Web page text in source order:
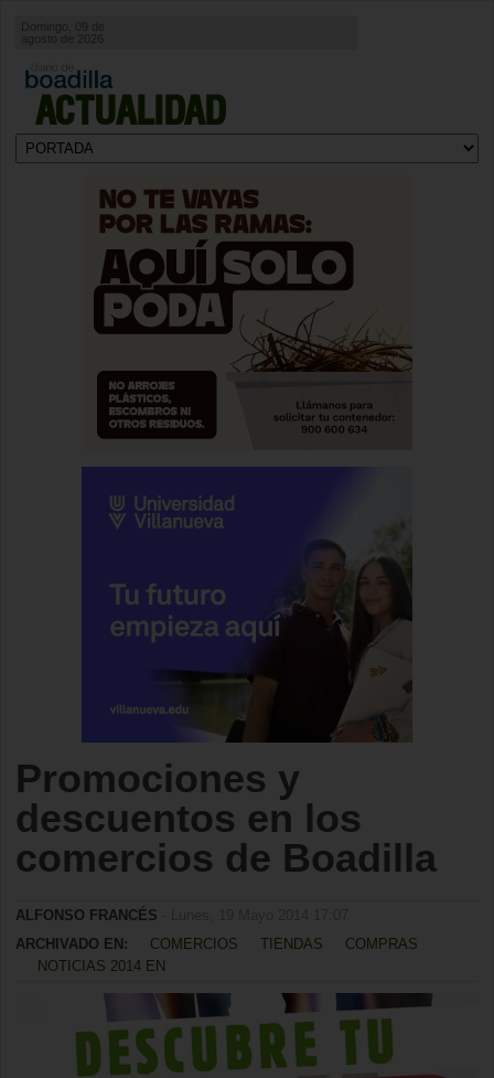
ACTUALIDAD
Domingo, 09 de
agosto de 2026
Promociones y
descuentos en los
comercios de Boadilla
ALFONSO FRANCÉS
ARCHIVADO EN:
COMERCIOS TIENDAS
COMPRAS
NOTICIAS 2014 EN